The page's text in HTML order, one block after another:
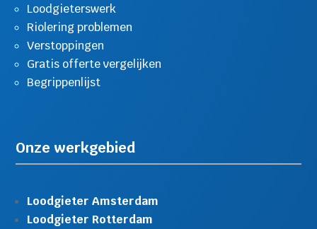
Loodgieterswerk
Riolering problemen
Verstoppingen
Gratis offerte vergelijken
Begrippenlijst
Onze werkgebied
Loodgieter Amsterdam
Loodgieter Rotterdam